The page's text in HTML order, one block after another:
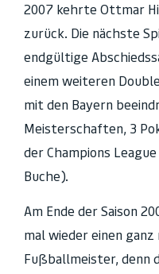
2007 kehrte Ottmar
zurück. Die nächste
endgültige
einem weiteren
mit den Bayern
Meisterschaften, 3
der Champions
Buche).
Am Ende der Saison
mal wieder einen
Fußballmeister, denn